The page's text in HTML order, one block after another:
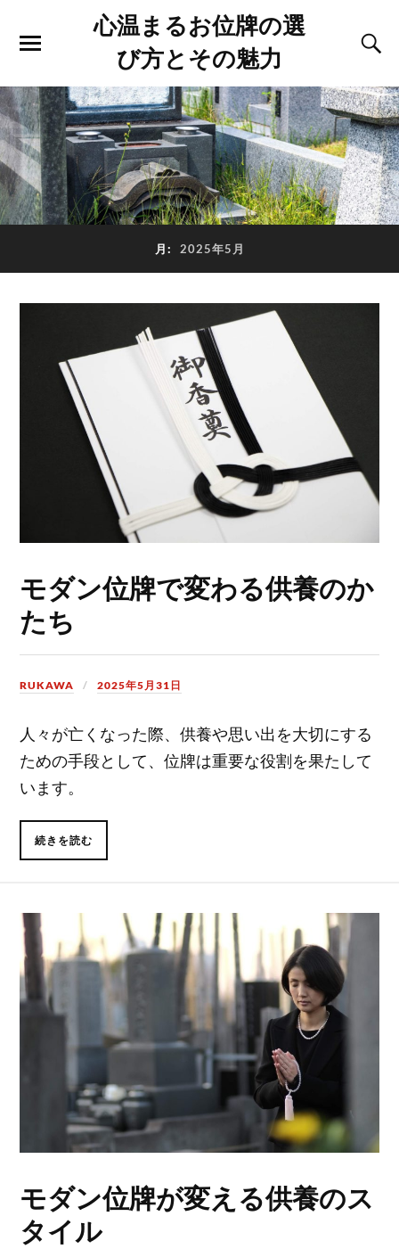
心温まるお位牌の選
び方とその魅力
月: 2025年5月
モダン位牌で変わる供養のか
たち
RUKAWA 2025年5月31日
人々が亡くなった際、供養や思い出を大切にする
ための手段として、位牌は重要な役割を果たして
います。
続きを読む
モダン位牌が変える供養のス
タイル